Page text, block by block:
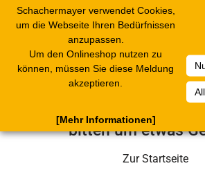
Schachermayer verwendet Cookies,
um die Webseite Ihren Bedürfnissen
anzupassen.
Um den Onlineshop nutzen zu
können, müssen Sie diese Meldung
akzeptieren.
[Mehr Informationen]
Leider ist ein
aufgetreten. Unser
bitten um etwas
Zur Startseite